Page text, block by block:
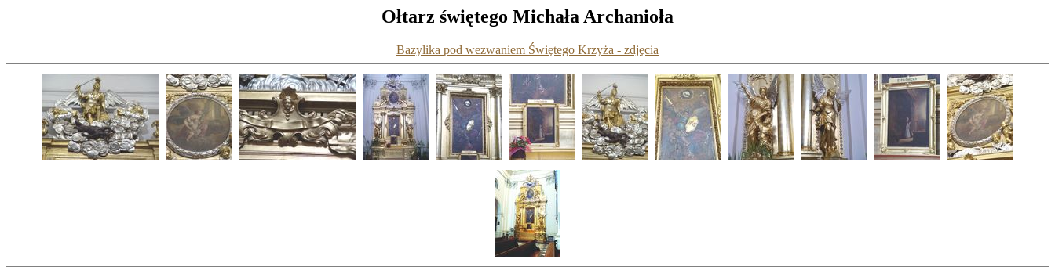
Ołtarz świętego Michała Archanioła
Bazylika pod wezwaniem Świętego Krzyża - zdjęcia